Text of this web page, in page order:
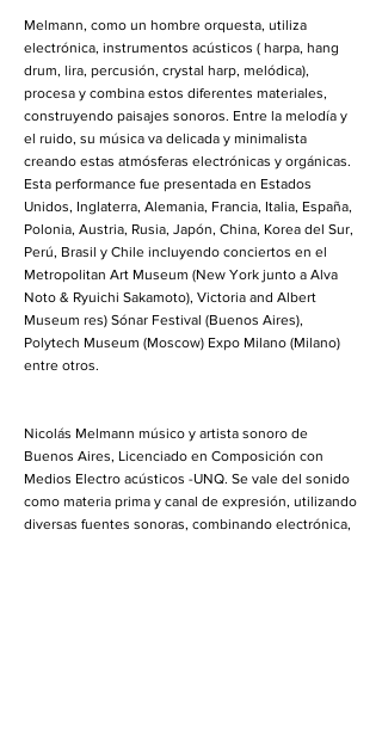
Melmann, como un hombre orquesta, utiliza
electrónica, instrumentos acústicos ( harpa, hang
drum, lira, percusión, crystal harp, melódica),
procesa y combina estos diferentes materiales,
construyendo paisajes sonoros. Entre la melodía y
el ruido, su música va delicada y minimalista
creando estas atmósferas electrónicas y orgánicas.
Esta performance fue presentada en Estados
Unidos, Inglaterra, Alemania, Francia, Italia, España,
Polonia, Austria, Rusia, Japón, China, Korea del Sur,
Perú, Brasil y Chile incluyendo conciertos en el
Metropolitan Art Museum (New York junto a Alva
Noto & Ryuichi Sakamoto), Victoria and Albert
Museum res) Sónar Festival (Buenos Aires),
Polytech Museum (Moscow) Expo Milano (Milano)
entre otros.
Nicolás Melmann músico y artista sonoro de
Buenos Aires, Licenciado en Composición con
Medios Electro acústicos -UNQ. Se vale del sonido
como materia prima y canal de expresión, utilizando
diversas fuentes sonoras, combinando electrónica,